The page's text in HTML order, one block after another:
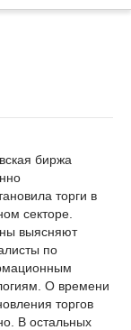
биржа
торги в
секторе.
выясняют
по
О времени
торгов
В остальных